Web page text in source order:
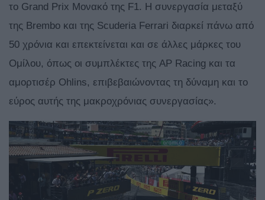
το Grand Prix Μονακό της F1. Η συνεργασία μεταξύ
της Brembo και της Scuderia Ferrari διαρκεί πάνω από
50 χρόνια και επεκτείνεται και σε άλλες μάρκες του
Ομίλου, όπως οι συμπλέκτες της AP Racing και τα
αμορτισέρ Ohlins, επιβεβαιώνοντας τη δύναμη και το
εύρος αυτής της μακροχρόνιας συνεργασίας».